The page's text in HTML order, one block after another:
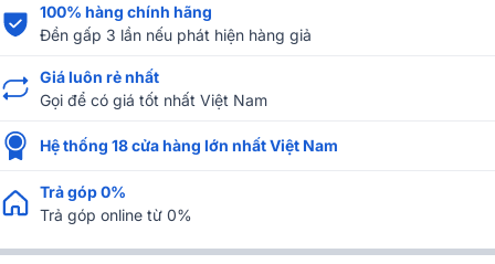
100% hàng chính hãng
Đền gấp 3 lần nếu phát hiện hàng giả
Giá luôn rẻ nhất
Gọi để có giá tốt nhất Việt Nam
Hệ thống 18 cửa hàng lớn nhất Việt Nam
Trả góp 0%
Trả góp online từ 0%